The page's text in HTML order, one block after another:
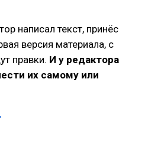
написал текст, принёс
версия материала, с
правки. И у редактора
их самому или